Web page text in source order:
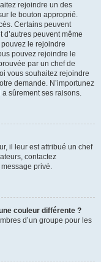
rejoindre un des
le bouton approprié.
Certains peuvent
peuvent même
le rejoindre
pouvez rejoindre le
par un chef de
vous souhaitez rejoindre
demande. N’importunez
sûrement ses raisons.
il leur est attribué un chef
contactez
privé.
couleur différente ?
d’un groupe pour les